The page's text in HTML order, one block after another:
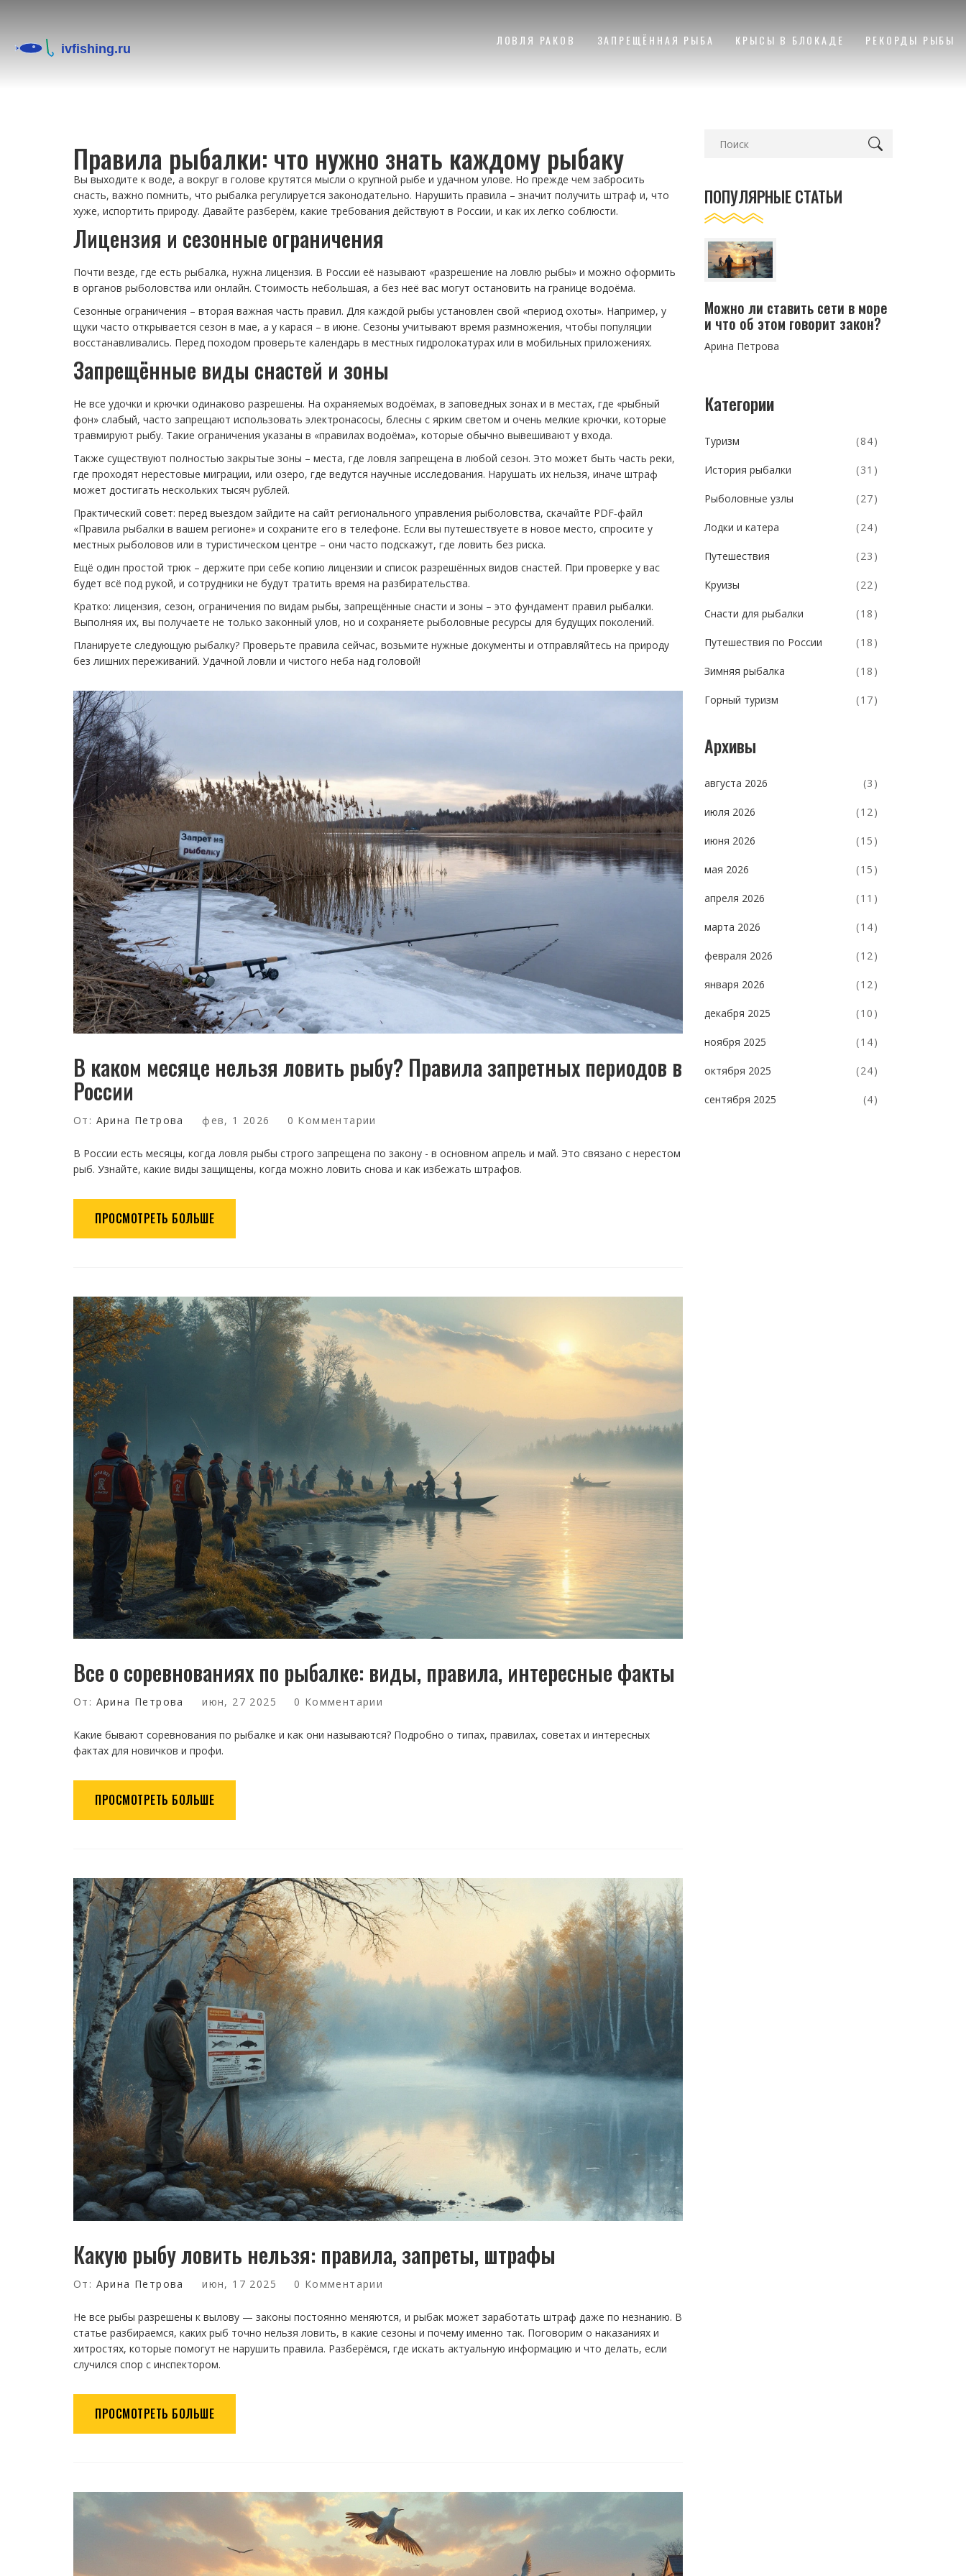
ЛОВЛЯ РАКОВ ЗАПРЕЩЁННАЯ РЫБА КРЫСЫ В БЛОКАДЕ РЕКОРДЫ РЫБЫ
Правила рыбалки: что нужно знать каждому рыбаку
Вы выходите к воде, а вокруг в голове крутятся мысли о крупной рыбе и удачном улове. Но прежде чем забросить
снасть, важно помнить, что рыбалка регулируется законодательно. Нарушить правила – значит получить штраф и, что
хуже, испортить природу. Давайте разберём, какие требования действуют в России, и как их легко соблюсти.
Лицензия и сезонные ограничения
Почти везде, где есть рыбалка, нужна лицензия. В России её называют «разрешение на ловлю рыбы» и можно оформить
в органов рыболовства или онлайн. Стоимость небольшая, а без неё вас могут остановить на границе водоёма.
Сезонные ограничения – вторая важная часть правил. Для каждой рыбы установлен свой «период охоты». Например, у
щуки часто открывается сезон в мае, а у карася – в июне. Сезоны учитывают время размножения, чтобы популяции
восстанавливались. Перед походом проверьте календарь в местных гидролокатурах или в мобильных приложениях.
Запрещённые виды снастей и зоны
Не все удочки и крючки одинаково разрешены. На охраняемых водоёмах, в заповедных зонах и в местах, где «рыбный
фон» слабый, часто запрещают использовать электронасосы, блесны с ярким светом и очень мелкие крючки, которые
травмируют рыбу. Такие ограничения указаны в «правилах водоёма», которые обычно вывешивают у входа.
Также существуют полностью закрытые зоны – места, где ловля запрещена в любой сезон. Это может быть часть реки,
где проходят нерестовые миграции, или озеро, где ведутся научные исследования. Нарушать их нельзя, иначе штраф
может достигать нескольких тысяч рублей.
Практический совет: перед выездом зайдите на сайт регионального управления рыболовства, скачайте PDF‑файл
«Правила рыбалки в вашем регионе» и сохраните его в телефоне. Если вы путешествуете в новое место, спросите у
местных рыболовов или в туристическом центре – они часто подскажут, где ловить без риска.
Ещё один простой трюк – держите при себе копию лицензии и список разрешённых видов снастей. При проверке у вас
будет всё под рукой, и сотрудники не будут тратить время на разбирательства.
Кратко: лицензия, сезон, ограничения по видам рыбы, запрещённые снасти и зоны – это фундамент правил рыбалки.
Выполняя их, вы получаете не только законный улов, но и сохраняете рыболовные ресурсы для будущих поколений.
Планируете следующую рыбалку? Проверьте правила сейчас, возьмите нужные документы и отправляйтесь на природу
без лишних переживаний. Удачной ловли и чистого неба над головой!
В каком месяце нельзя ловить рыбу? Правила запретных периодов в
России
От: Арина Петрова фев, 1 2026 0 Комментарии
В России есть месяцы, когда ловля рыбы строго запрещена по закону - в основном апрель и май. Это связано с нерестом
рыб. Узнайте, какие виды защищены, когда можно ловить снова и как избежать штрафов.
ПРОСМОТРЕТЬ БОЛЬШЕ
Все о соревнованиях по рыбалке: виды, правила, интересные факты
От: Арина Петрова июн, 27 2025 0 Комментарии
Какие бывают соревнования по рыбалке и как они называются? Подробно о типах, правилах, советах и интересных
фактах для новичков и профи.
ПРОСМОТРЕТЬ БОЛЬШЕ
Какую рыбу ловить нельзя: правила, запреты, штрафы
От: Арина Петрова июн, 17 2025 0 Комментарии
Не все рыбы разрешены к вылову — законы постоянно меняются, и рыбак может заработать штраф даже по незнанию. В
статье разбираемся, каких рыб точно нельзя ловить, в какие сезоны и почему именно так. Поговорим о наказаниях и
хитростях, которые помогут не нарушить правила. Разберёмся, где искать актуальную информацию и что делать, если
случился спор с инспектором.
ПРОСМОТРЕТЬ БОЛЬШЕ
ПОПУЛЯРНЫЕ СТАТЬИ
Можно ли ставить сети в море
и что об этом говорит закон?
Арина Петрова
Категории
Туризм (84)
История рыбалки (31)
Рыболовные узлы (27)
Лодки и катера (24)
Путешествия (23)
Круизы (22)
Снасти для рыбалки (18)
Путешествия по России (18)
Зимняя рыбалка (18)
Горный туризм (17)
Архивы
августа 2026 (3)
июля 2026 (12)
июня 2026 (15)
мая 2026 (15)
апреля 2026 (11)
марта 2026 (14)
февраля 2026 (12)
января 2026 (12)
декабря 2025 (10)
ноября 2025 (14)
октября 2025 (24)
сентября 2025 (4)